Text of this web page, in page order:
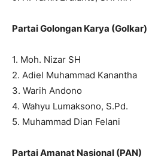
Partai Golongan Karya (Golkar)
1. Moh. Nizar SH
2. Adiel Muhammad Kanantha
3. Warih Andono
4. Wahyu Lumaksono, S.Pd.
5. Muhammad Dian Felani
Partai Amanat Nasional (PAN)